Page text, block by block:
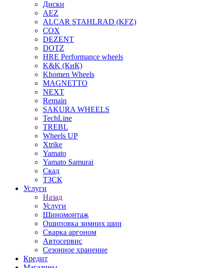
Диски
AEZ
ALCAR STAHLRAD (KFZ)
COX
DEZENT
DOTZ
HRE Performance wheels
K&K (КиК)
Khomen Wheels
MAGNETTO
NEXT
Remain
SAKURA WHEELS
TechLine
TREBL
Wheels UP
Xtrike
Yamato
Yamato Samurai
Скад
ТЗСК
Услуги
Назад
Услуги
Шиномонтаж
Ошиповка зимних шин
Сварка аргоном
Автосервис
Сезонное хранение
Кредит